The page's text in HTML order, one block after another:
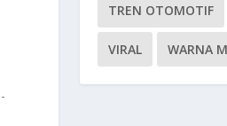
TREN OTOMOTIF
VIRAL WARNA